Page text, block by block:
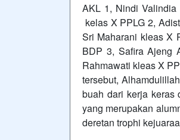
AKL 1, Nindi
kelas X PPLG 2,
Sri Maharani kleas X
BDP 3, Safira Ajeng
Rahmawati kleas X
tersebut,
buah dari kerja keras
yang merupakan
deretan trophi